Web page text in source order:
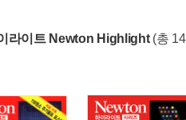
라이트 Newton Highlight (총